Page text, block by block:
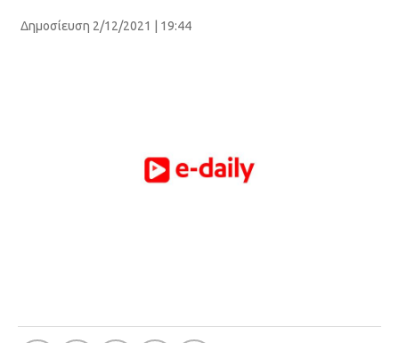
Pop Culture
Xmas
Δημοσίευση 2/12/2021 | 19:44